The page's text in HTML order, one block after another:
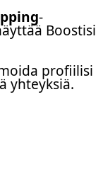
-
Boostisi
profiilisi
yhteyksiä.